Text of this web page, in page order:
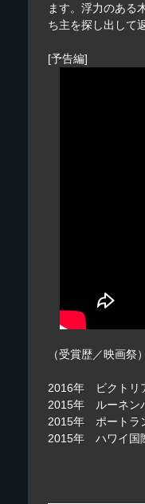
ます。浮力のある
ち主を探し出して
[予告編]
（受賞歴／映画祭）
2016年 ビクトリ
2015年 ルーネン
2015年 ポートラ
2015年 ハワイ国